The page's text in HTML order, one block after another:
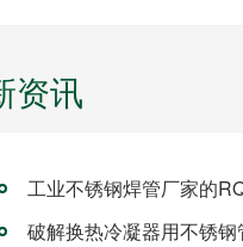
资讯
破解换热冷凝器用不锈钢